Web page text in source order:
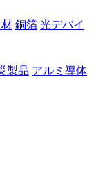
銅箔 光デバイ
製品 アルミ導体